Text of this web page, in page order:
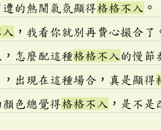
的熱鬧氣氛顯得格格不入 。
，我看你就別再費心撮合了
怎麼配這種格格不入的慢節
出現在這種場合，真是顯得
色總覺得格格不入 ，是不是